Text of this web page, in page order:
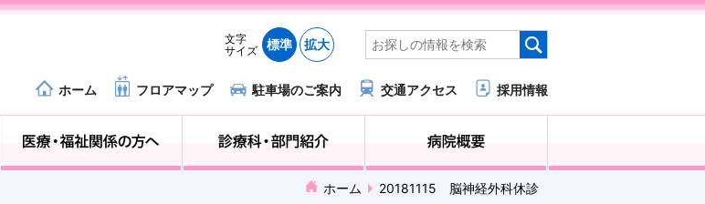
文字
サイズ
標準 拡大
ホーム フロアマップ 駐車場のご案内 交通アクセス 採用情報
ホーム 20181115 脳神経外科休診